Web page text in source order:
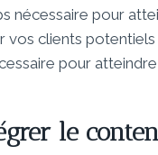
nécessaire pour
vos clients
pour
le